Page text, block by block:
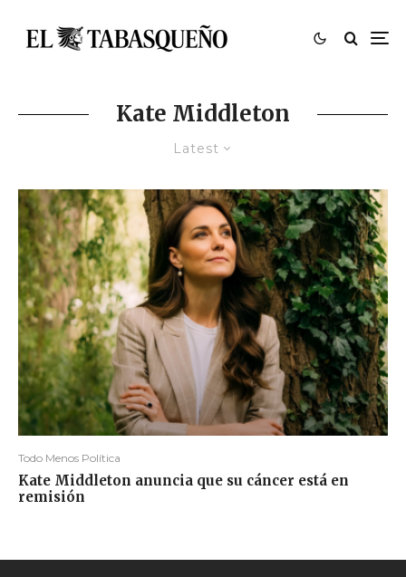
Kate Middleton
Latest
Todo Menos Política
Kate Middleton anuncia que su cáncer está en
remisión